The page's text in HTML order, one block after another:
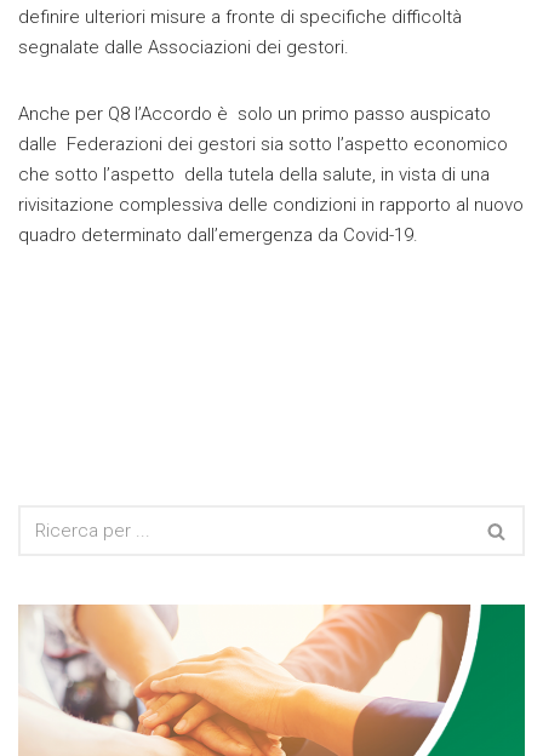
definire ulteriori misure a fronte di specifiche difficoltà
segnalate dalle Associazioni dei gestori.
Anche per Q8 l’Accordo è solo un primo passo auspicato
dalle Federazioni dei gestori sia sotto l’aspetto economico
che sotto l’aspetto della tutela della salute, in vista di una
rivisitazione complessiva delle condizioni in rapporto al nuovo
quadro determinato dall’emergenza da Covid-19.